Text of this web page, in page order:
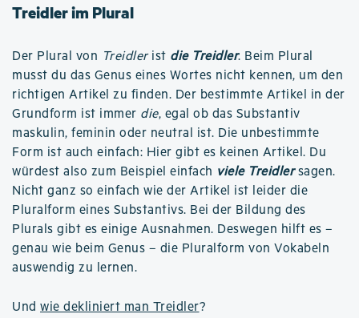
Treidler im Plural
Der Plural von Treidlerist die Treidler. Beim Plural
musst du das Genus eines Wortes nicht kennen, um den
richtigen Artikel zu finden. Der bestimmte Artikel in der
Grundform ist immer die, egal ob das Substantiv
maskulin, feminin oder neutral ist. Die unbestimmte
Form ist auch einfach: Hier gibt es keinen Artikel. Du
würdest also zum Beispiel einfach viele Treidlersagen.
Nicht ganz so einfach wie der Artikel ist leider die
Pluralform eines Substantivs. Bei der Bildung des
Plurals gibt es einige Ausnahmen. Deswegen hilft es –
genau wie beim Genus – die Pluralform von Vokabeln
auswendig zu lernen.
Und wie dekliniert man Treidler?